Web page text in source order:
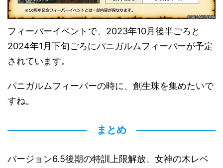
フィーバーイベントで、2023年10月後半ごろと
2024年1月下旬ごろにパニガルムフィーバーが予定
されています。
パニガルムフィーバーの時に、創生珠を集めたいで
すね。
まとめ
バージョン6.5後期の特訓上限解放、女神の木レベ